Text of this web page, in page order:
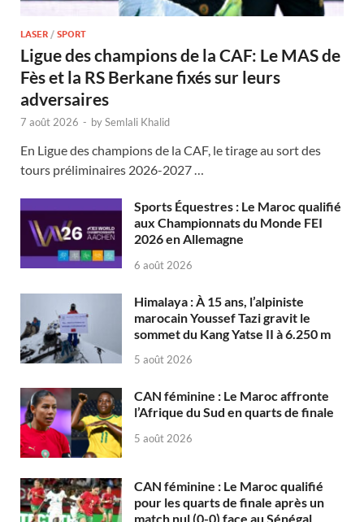
LASER / SPORT
Ligue des champions de la CAF: Le MAS de
Fès et la RS Berkane fixés sur leurs
adversaires
7 août 2026 - bySemlali Khalid
En Ligue des champions de la CAF, le tirage au sort des
tours préliminaires 2026-2027 …
Sports Équestres : Le Maroc qualifié
aux Championnats du Monde FEI
2026 en Allemagne
6 août 2026
Himalaya : À 15 ans, l’alpiniste
marocain Youssef Tazi gravit le
sommet du Kang Yatse II à 6.250 m
5 août 2026
CAN féminine : Le Maroc affronte
l’Afrique du Sud en quarts de finale
5 août 2026
CAN féminine : Le Maroc qualifié
pour les quarts de finale après un
match nul (0-0) face au Sénégal